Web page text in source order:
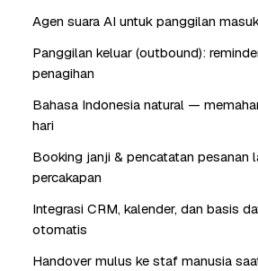
Agen suara AI untuk panggilan
Panggilan keluar (outbound):
penagihan
Bahasa Indonesia natural —
hari
Booking janji & pencatatan pesanan
percakapan
Integrasi CRM, kalender, dan basis
otomatis
Handover mulus ke staf manusia